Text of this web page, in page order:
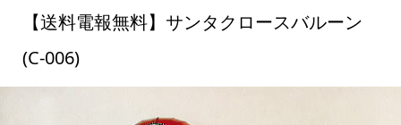
【送料電報無料】サンタクロースバルーン
(C-006)